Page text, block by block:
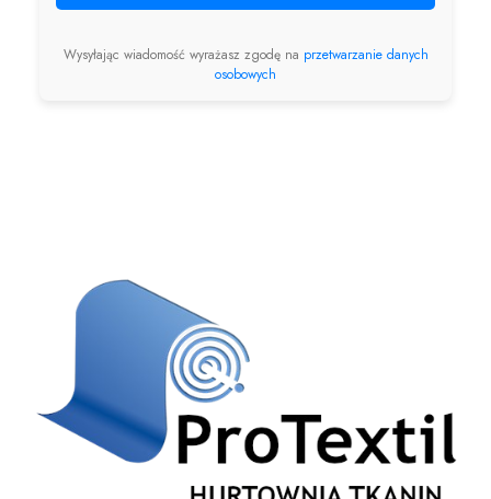
Wysyłając wiadomość wyrażasz zgodę na przetwarzanie danych
osobowych